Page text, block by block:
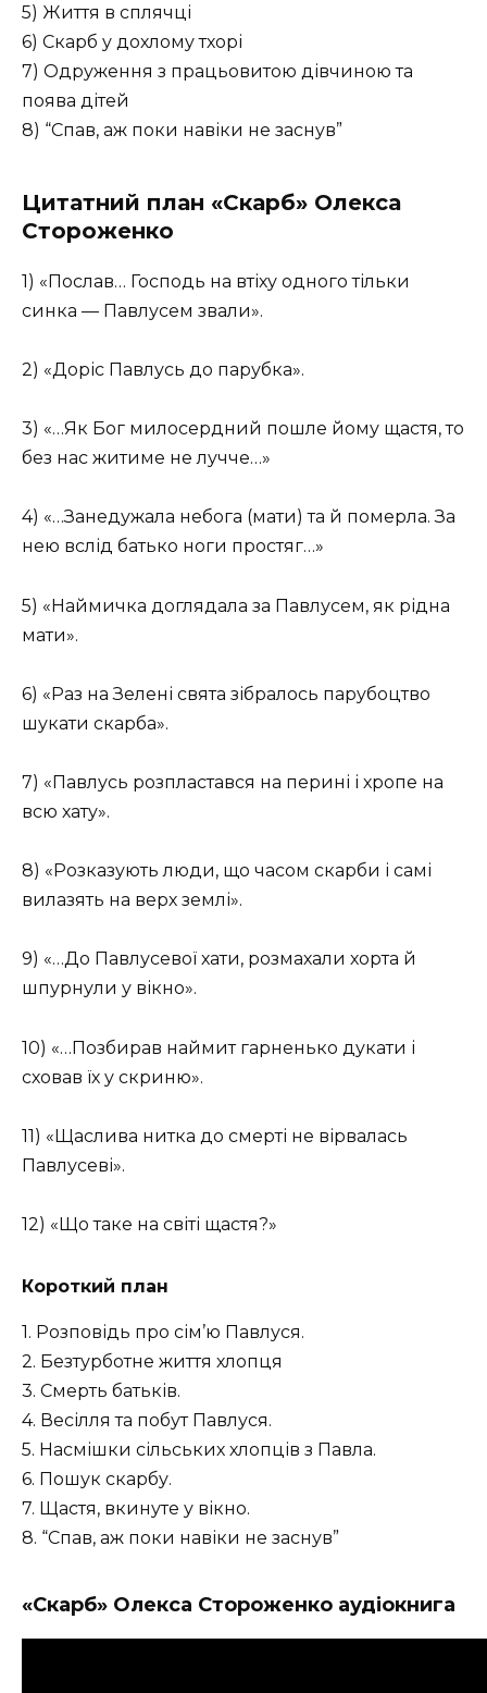
5) Життя в сплячці
6) Скарб у дохлому тхорі
7) Одруження з працьовитою дівчиною та
поява дітей
8) “Спав, аж поки навіки не заснув”
Цитатний план «Скарб» Олекса
Стороженко
1) «Послав… Господь на втіху одного тільки
синка — Павлусем звали».
2) «Доріс Павлусь до парубка».
3) «…Як Бог милосердний пошле йому щастя, то
без нас житиме не лучче…»
4) «…Занедужала небога (мати) та й померла. За
нею вслід батько ноги простяг…»
5) «Наймичка доглядала за Павлусем, як рідна
мати».
6) «Раз на Зелені свята зібралось парубоцтво
шукати скарба».
7) «Павлусь розпластався на перині і хропе на
всю хату».
8) «Розказують люди, що часом скарби і самі
вилазять на верх землі».
9) «…До Павлусевої хати, розмахали хорта й
шпурнули у вікно».
10) «…Позбирав наймит гарненько дукати і
сховав їх у скриню».
11) «Щаслива нитка до смерті не вірвалась
Павлусеві».
12) «Що таке на світі щастя?»
Короткий план
1. Розповідь про сім’ю Павлуся.
2. Безтурботне життя хлопця
3. Смерть батьків.
4. Весілля та побут Павлуся.
5. Насмішки сільських хлопців з Павла.
6. Пошук скарбу.
7. Щастя, вкинуте у вікно.
8. “Спав, аж поки навіки не заснув”
«Скарб» Олекса Стороженко аудіокнига